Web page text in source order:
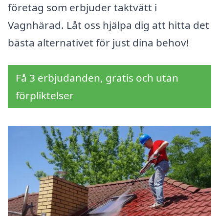
företag som erbjuder taktvätt i
Vagnhärad. Låt oss hjälpa dig att hitta det
bästa alternativet för just dina behov!
Få 3 erbjudanden, gratis och utan
förpliktelser